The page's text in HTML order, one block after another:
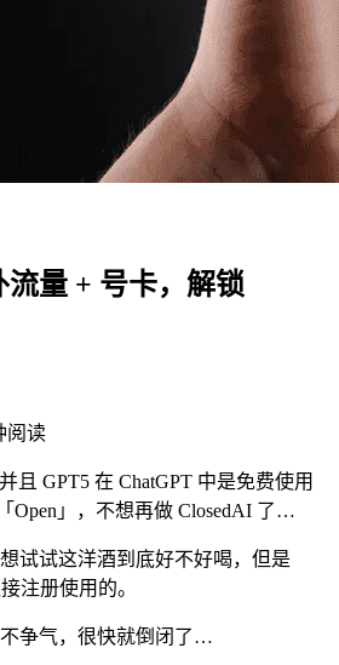
量 + 号卡，解锁
阅读
且 GPT5 在 ChatGPT 中是免费使用
Open」，不想再做 ClosedAI 了…
试试这洋酒到底好不好喝，但是
注册使用的。
争气，很快就倒闭了…